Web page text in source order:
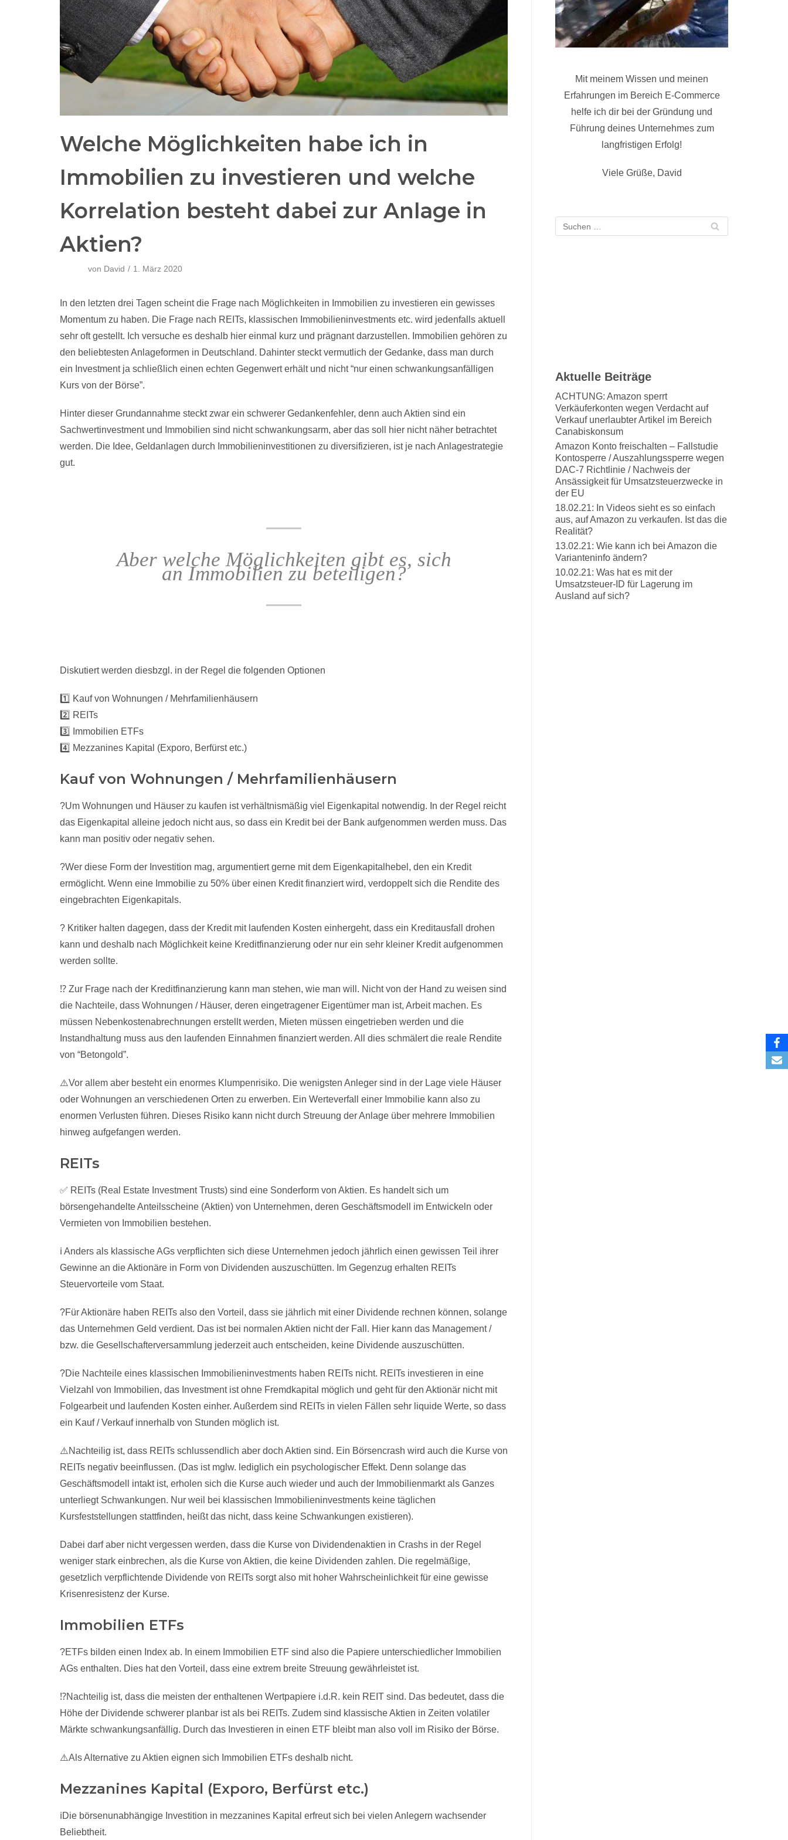
Welche Möglichkeiten habe ich in
Immobilien zu investieren und welche
Korrelation besteht dabei zur Anlage in
Aktien?
von David 1. März 2020
In den letzten drei Tagen scheint die Frage nach Möglichkeiten in Immobilien zu investieren ein gewisses
Momentum zu haben. Die Frage nach REITs, klassischen Immobilieninvestments etc. wird jedenfalls aktuell
sehr oft gestellt. Ich versuche es deshalb hier einmal kurz und prägnant darzustellen. Immobilien gehören zu
den beliebtesten Anlageformen in Deutschland. Dahinter steckt vermutlich der Gedanke, dass man durch
ein Investment ja schließlich einen echten Gegenwert erhält und nicht “nur einen schwankungsanfälligen
Kurs von der Börse”.
Hinter dieser Grundannahme steckt zwar ein schwerer Gedankenfehler, denn auch Aktien sind ein
Sachwertinvestment und Immobilien sind nicht schwankungsarm, aber das soll hier nicht näher betrachtet
werden. Die Idee, Geldanlagen durch Immobilieninvestitionen zu diversifizieren, ist je nach Anlagestrategie
gut.
Aber welche Möglichkeiten gibt es, sich
an Immobilien zu beteiligen?
Diskutiert werden diesbzgl. in der Regel die folgenden Optionen
1️⃣ Kauf von Wohnungen / Mehrfamilienhäusern
2️⃣ REITs
3️⃣ Immobilien ETFs
4️⃣ Mezzanines Kapital (Exporo, Berfürst etc.)
Kauf von Wohnungen / Mehrfamilienhäusern
?Um Wohnungen und Häuser zu kaufen ist verhältnismäßig viel Eigenkapital notwendig. In der Regel reicht
das Eigenkapital alleine jedoch nicht aus, so dass ein Kredit bei der Bank aufgenommen werden muss. Das
kann man positiv oder negativ sehen.
?Wer diese Form der Investition mag, argumentiert gerne mit dem Eigenkapitalhebel, den ein Kredit
ermöglicht. Wenn eine Immobilie zu 50% über einen Kredit finanziert wird, verdoppelt sich die Rendite des
eingebrachten Eigenkapitals.
? Kritiker halten dagegen, dass der Kredit mit laufenden Kosten einhergeht, dass ein Kreditausfall drohen
kann und deshalb nach Möglichkeit keine Kreditfinanzierung oder nur ein sehr kleiner Kredit aufgenommen
werden sollte.
⁉️ Zur Frage nach der Kreditfinanzierung kann man stehen, wie man will. Nicht von der Hand zu weisen sind
die Nachteile, dass Wohnungen / Häuser, deren eingetragener Eigentümer man ist, Arbeit machen. Es
müssen Nebenkostenabrechnungen erstellt werden, Mieten müssen eingetrieben werden und die
Instandhaltung muss aus den laufenden Einnahmen finanziert werden. All dies schmälert die reale Rendite
von “Betongold”.
⚠️Vor allem aber besteht ein enormes Klumpenrisiko. Die wenigsten Anleger sind in der Lage viele Häuser
oder Wohnungen an verschiedenen Orten zu erwerben. Ein Werteverfall einer Immobilie kann also zu
enormen Verlusten führen. Dieses Risiko kann nicht durch Streuung der Anlage über mehrere Immobilien
hinweg aufgefangen werden.
REITs
✅ REITs (Real Estate Investment Trusts) sind eine Sonderform von Aktien. Es handelt sich um
börsengehandelte Anteilsscheine (Aktien) von Unternehmen, deren Geschäftsmodell im Entwickeln oder
Vermieten von Immobilien bestehen.
ℹ️ Anders als klassische AGs verpflichten sich diese Unternehmen jedoch jährlich einen gewissen Teil ihrer
Gewinne an die Aktionäre in Form von Dividenden auszuschütten. Im Gegenzug erhalten REITs
Steuervorteile vom Staat.
?Für Aktionäre haben REITs also den Vorteil, dass sie jährlich mit einer Dividende rechnen können, solange
das Unternehmen Geld verdient. Das ist bei normalen Aktien nicht der Fall. Hier kann das Management /
bzw. die Gesellschafterversammlung jederzeit auch entscheiden, keine Dividende auszuschütten.
?Die Nachteile eines klassischen Immobilieninvestments haben REITs nicht. REITs investieren in eine
Vielzahl von Immobilien, das Investment ist ohne Fremdkapital möglich und geht für den Aktionär nicht mit
Folgearbeit und laufenden Kosten einher. Außerdem sind REITs in vielen Fällen sehr liquide Werte, so dass
ein Kauf / Verkauf innerhalb von Stunden möglich ist.
⚠️Nachteilig ist, dass REITs schlussendlich aber doch Aktien sind. Ein Börsencrash wird auch die Kurse von
REITs negativ beeinflussen. (Das ist mglw. lediglich ein psychologischer Effekt. Denn solange das
Geschäftsmodell intakt ist, erholen sich die Kurse auch wieder und auch der Immobilienmarkt als Ganzes
unterliegt Schwankungen. Nur weil bei klassischen Immobilieninvestments keine täglichen
Kursfeststellungen stattfinden, heißt das nicht, dass keine Schwankungen existieren).
Dabei darf aber nicht vergessen werden, dass die Kurse von Dividendenaktien in Crashs in der Regel
weniger stark einbrechen, als die Kurse von Aktien, die keine Dividenden zahlen. Die regelmäßige,
gesetzlich verpflichtende Dividende von REITs sorgt also mit hoher Wahrscheinlichkeit für eine gewisse
Krisenresistenz der Kurse.
Immobilien ETFs
?ETFs bilden einen Index ab. In einem Immobilien ETF sind also die Papiere unterschiedlicher Immobilien
AGs enthalten. Dies hat den Vorteil, dass eine extrem breite Streuung gewährleistet ist.
⁉️Nachteilig ist, dass die meisten der enthaltenen Wertpapiere i.d.R. kein REIT sind. Das bedeutet, dass die
Höhe der Dividende schwerer planbar ist als bei REITs. Zudem sind klassische Aktien in Zeiten volatiler
Märkte schwankungsanfällig. Durch das Investieren in einen ETF bleibt man also voll im Risiko der Börse.
⚠️Als Alternative zu Aktien eignen sich Immobilien ETFs deshalb nicht.
Mezzanines Kapital (Exporo, Berfürst etc.)
ℹ️Die börsenunabhängige Investition in mezzanines Kapital erfreut sich bei vielen Anlegern wachsender
Beliebtheit.
Mit meinem Wissen und meinen
Erfahrungen im Bereich E-Commerce
helfe ich dir bei der Gründung und
Führung deines Unternehmes zum
langfristigen Erfolg!
Viele Grüße, David
Aktuelle Beiträge
ACHTUNG: Amazon sperrt
Verkäuferkonten wegen Verdacht auf
Verkauf unerlaubter Artikel im Bereich
Canabiskonsum
Amazon Konto freischalten – Fallstudie
Kontosperre / Auszahlungssperre wegen
DAC-7 Richtlinie / Nachweis der
Ansässigkeit für Umsatzsteuerzwecke in
der EU
18.02.21: In Videos sieht es so einfach
aus, auf Amazon zu verkaufen. Ist das die
Realität?
13.02.21: Wie kann ich bei Amazon die
Varianteninfo ändern?
10.02.21: Was hat es mit der
Umsatzsteuer-ID für Lagerung im
Ausland auf sich?